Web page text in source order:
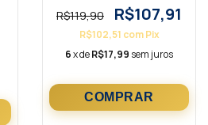
Dura, vinho NTLH
R$119,90 R$107,91
R$102,51 com Pix
6x deR$17,99 sem juros